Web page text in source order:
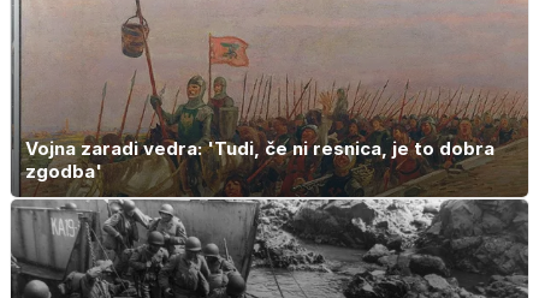
Vojna zaradi vedra: 'Tudi, če ni resnica, je to dobra
zgodba'